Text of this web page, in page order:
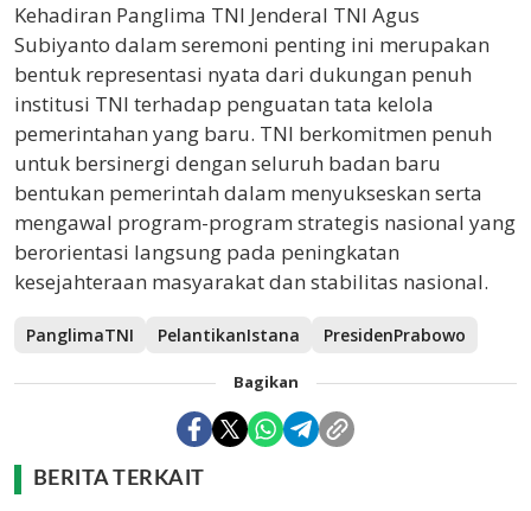
Kehadiran Panglima TNI Jenderal TNI Agus
Subiyanto dalam seremoni penting ini merupakan
bentuk representasi nyata dari dukungan penuh
institusi TNI terhadap penguatan tata kelola
pemerintahan yang baru. TNI berkomitmen penuh
untuk bersinergi dengan seluruh badan baru
bentukan pemerintah dalam menyukseskan serta
mengawal program-program strategis nasional yang
berorientasi langsung pada peningkatan
kesejahteraan masyarakat dan stabilitas nasional.
PanglimaTNI PelantikanIstana PresidenPrabowo
Bagikan
BERITA TERKAIT